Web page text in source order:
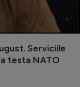
Serviciile
testa NATO